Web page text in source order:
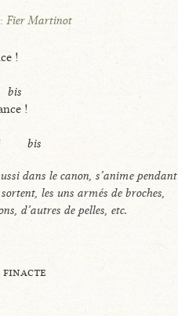
Fier Martinot
!
bis
!
bis
dans le canon, s’anime pendant
les uns armés de broches,
d’autres de pelles, etc.
finacte